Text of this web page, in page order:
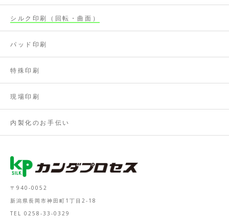
シルク印刷（回転・曲面）
パッド印刷
特殊印刷
現場印刷
内製化のお手伝い
〒940-0052
新潟県長岡市神田町1丁目2-18
TEL 0258-33-0329